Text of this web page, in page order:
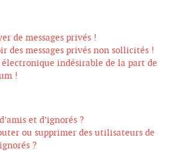
de messages privés !
des messages privés non sollicités !
indésirable de la part de
!
et d’ignorés ?
ou supprimer des utilisateurs de
?